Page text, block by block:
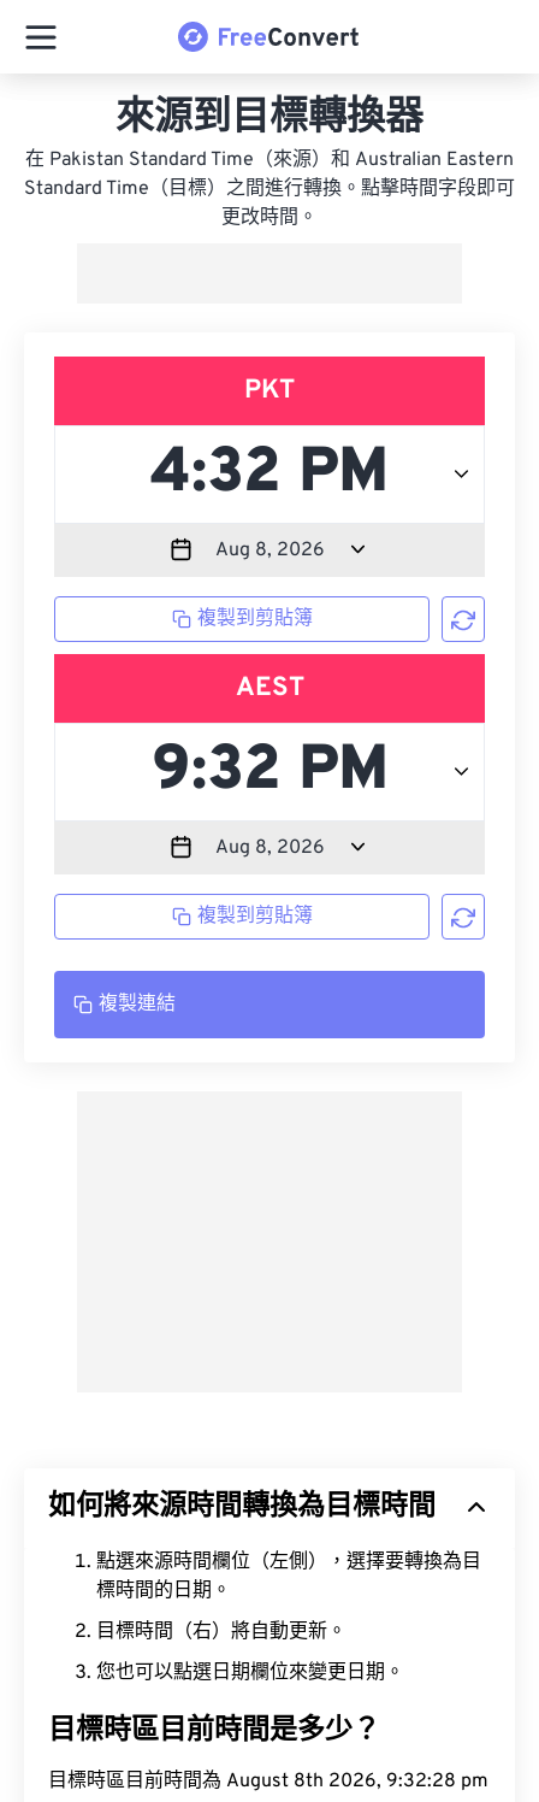
來源到目標轉換器
在 Pakistan Standard Time（來源）和 Australian Eastern
Standard Time（目標）之間進行轉換。點擊時間字段即可
更改時間。
PKT
複製到剪貼簿
AEST
複製到剪貼簿
複製連結
如何將來源時間轉換為目標時間
點選來源時間欄位（左側），選擇要轉換為目
標時間的日期。
目標時間（右）將自動更新。
您也可以點選日期欄位來變更日期。
目標時區目前時間是多少？
目標時區目前時間為 August 8th 2026, 9:32:29 pm